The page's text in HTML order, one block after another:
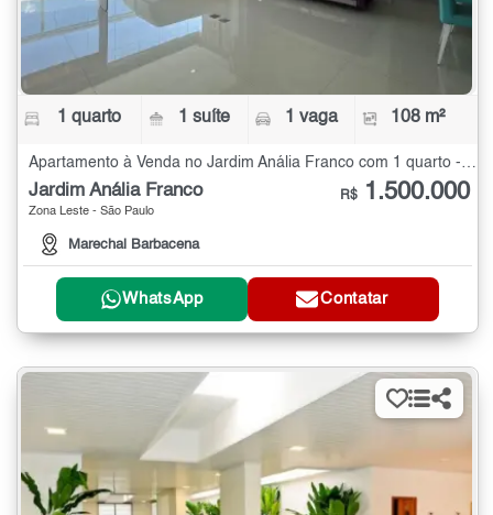
1 quarto 1 suíte 1 vaga 108 m²
Apartamento à Venda no Jardim Anália Franco com 1 quarto - 108 m²
Jardim Anália Franco
Zona Leste - São Paulo
Marechal Barbacena
R$ 1.500.000
WhatsApp Contatar